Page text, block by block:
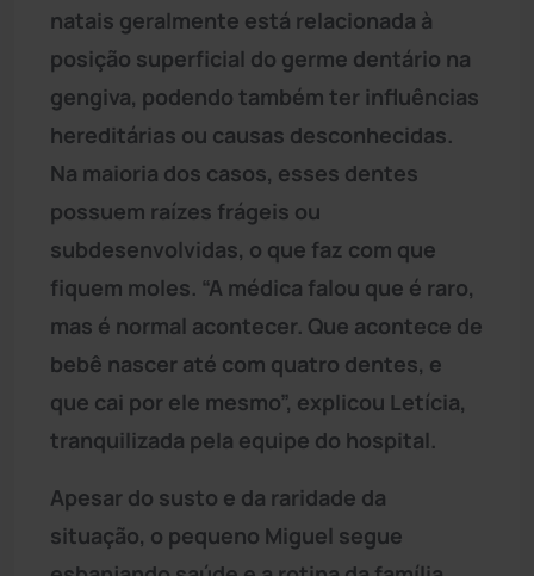
natais geralmente está relacionada à
posição superficial do germe dentário na
gengiva, podendo também ter influências
hereditárias ou causas desconhecidas.
Na maioria dos casos, esses dentes
possuem raízes frágeis ou
subdesenvolvidas, o que faz com que
fiquem moles. “A médica falou que é raro,
mas é normal acontecer. Que acontece de
bebê nascer até com quatro dentes, e
que cai por ele mesmo”, explicou Letícia,
tranquilizada pela equipe do hospital.
Apesar do susto e da raridade da
situação, o pequeno Miguel segue